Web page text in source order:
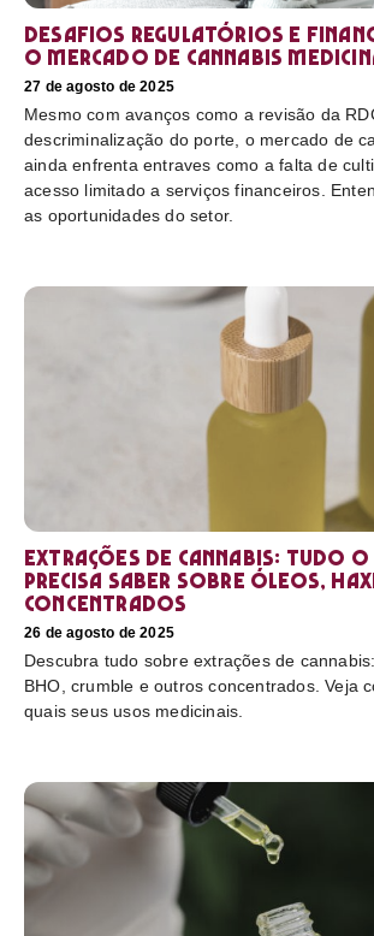
Desafios regulatórios e
o mercado de cannabis
27 de agosto de 2025
Mesmo com avanços como a revisão da
descriminalização do porte, o mercado de
ainda enfrenta entraves como a falta de
acesso limitado a serviços financeiros.
as oportunidades do setor.
Extrações de cannabis: tudo o
precisa saber sobre óleos,
concentrados
26 de agosto de 2025
Descubra tudo sobre extrações de
BHO, crumble e outros concentrados. Veja
quais seus usos medicinais.